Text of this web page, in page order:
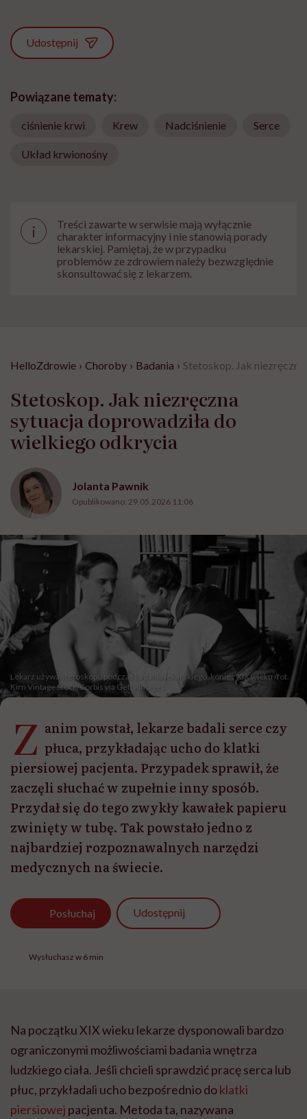
Udostępnij
Powiązane tematy:
ciśnienie krwi Krew Nadciśnienie Serce
Układ krwionośny
i
Treści zawarte w serwisie mają wyłącznie
charakter informacyjny i nie stanowią porady
lekarskiej. Pamiętaj, że w przypadku
problemów ze zdrowiem należy bezwzględnie
skonsultować się z lekarzem.
HelloZdrowie › Choroby › Badania › Stetoskop. Jak
Stetoskop. Jak niezręczna
sytuacja doprowadziła do
wielkiego odkrycia
Jolanta Pawnik
Opublikowano: 29.05.2026 11:06
Lekarz używa stetoskopu podczas badania lekarskiego, koniec XIX wieku /fot.
Kirn Vintage Stock/Corbis via Getty Images
Z anim powstał, lekarze badali serce czy
płuca, przykładając ucho do klatki
piersiowej pacjenta. Przypadek sprawił, że
zaczęli słuchać w zupełnie inny sposób.
Przydał się do tego zwykły kawałek papieru
zwinięty w tubę. Tak powstało jedno z
najbardziej rozpoznawalnych narzędzi
medycznych na świecie.
Posłuchaj Udostępnij
Wysłuchasz w 6 min
Na początku XIX wieku lekarze dysponowali bardzo
ograniczonymi możliwościami badania wnętrza
ludzkiego ciała. Jeśli chcieli sprawdzić pracę serca lub
płuc, przykładali ucho bezpośrednio doklatki
piersiowej pacjenta. Metoda ta, nazywana